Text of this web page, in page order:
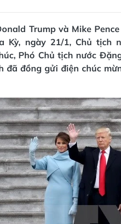
Trump và Mike
Kỳ, ngày 21/1, Chủ tịch
Phó Chủ tịch nước
đã đồng gửi điện chúc